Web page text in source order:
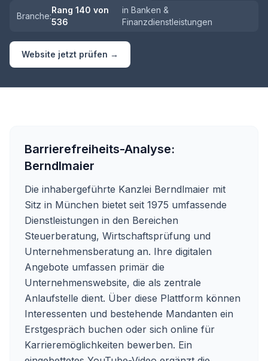
Branche:
Rang 140 von
536
inBanken &
Finanzdienstleistungen
Website jetzt prüfen →
Barrierefreiheits-Analyse:
Berndlmaier
Die inhabergeführte Kanzlei Berndlmaier mit
Sitz in München bietet seit 1975 umfassende
Dienstleistungen in den Bereichen
Steuerberatung, Wirtschaftsprüfung und
Unternehmensberatung an. Ihre digitalen
Angebote umfassen primär die
Unternehmenswebsite, die als zentrale
Anlaufstelle dient. Über diese Plattform können
Interessenten und bestehende Mandanten ein
Erstgespräch buchen oder sich online für
Karrieremöglichkeiten bewerben. Ein